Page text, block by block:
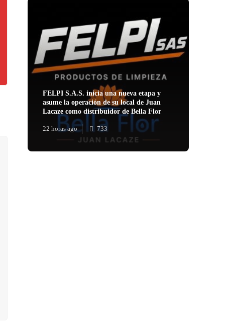
FELPI S.A.S. inicia una nueva etapa y
asume la operación de su local de Juan
Lacaze como distribuidor de Bella Flor
22 horas ago 733